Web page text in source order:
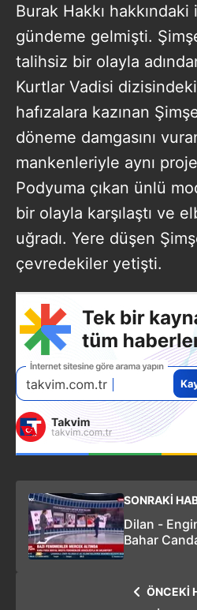
Burak Hakkı hakkındaki
gündeme gelmişti.
talihsiz bir olayla
Kurtlar Vadisi
hafızalara kazınan
döneme damgasını
mankenleriyle aynı
Podyuma çıkan ünlü
bir olayla karşılaştı ve
uğradı. Yere düşen
çevredekiler yetişti.
SONRAKİ
Dilan -
Bahar
ÖNCEKİ